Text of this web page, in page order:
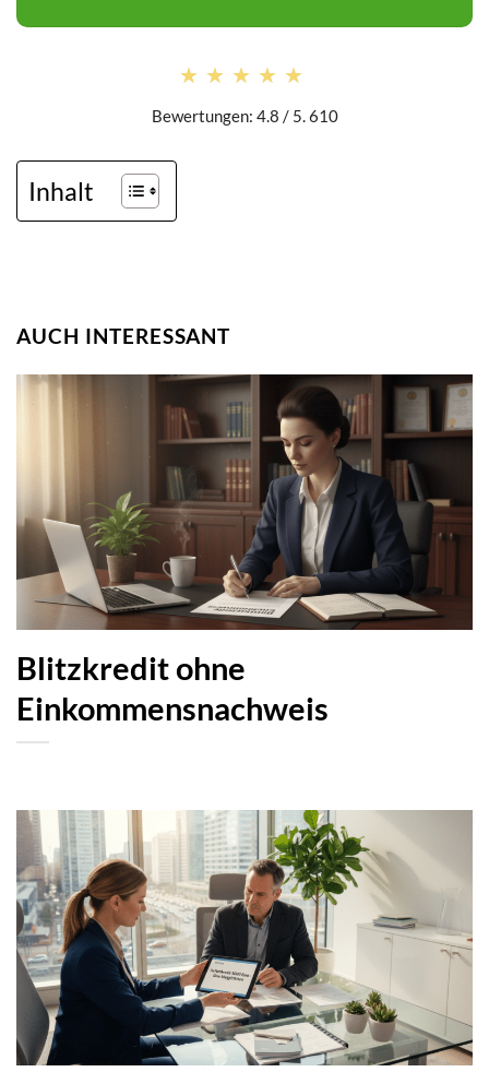
★★★★★
★★★★★
Bewertungen: 4.8 / 5. 610
Inhalt
AUCH INTERESSANT
Blitzkredit ohne
Einkommensnachweis